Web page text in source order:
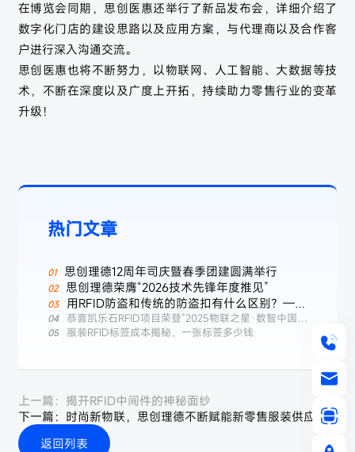
在博览会同期，思创医惠还举行了新品发布会，详细介绍了
数字化门店的建设思路以及应用方案，与代理商以及合作客
户进行深入沟通交流。
思创医惠也将不断努力，以物联网、人工智能、大数据等技
术，不断在深度以及广度上开拓，持续助力零售行业的变革
升级！
热门文章
思创理德12周年司庆暨春季团建圆满举行
思创理德荣膺“2026技术先锋年度推见”
用RFID防盗和传统的防盗扣有什么区别？——
服装行业智能防盗新选择
恭喜凯乐石RFID项目荣登“2025物联之星·数智中国标
杆案例榜”
服装RFID标签成本揭秘，一张标签多少钱
上一篇： 揭开RFID中间件的神秘面纱
下一篇： 时尚新物联，思创理德不断赋能新零售服装供应链
返回列表